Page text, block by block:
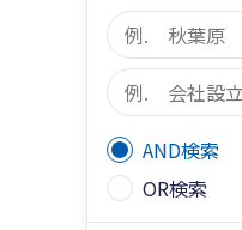
AND検索
OR検索